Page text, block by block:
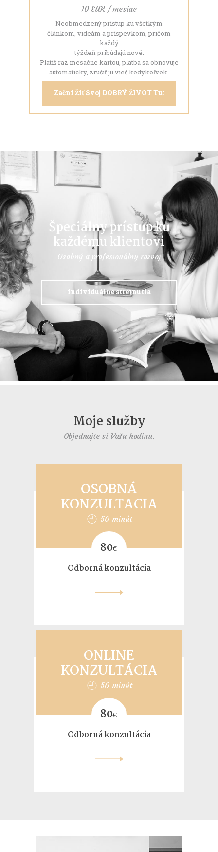
10 EUR / mesiac
Neobmedzený prístup ku všetkým
článkom, videám a príspevkom, pričom
každý
týždeň pribúdajú nové.
Platíš raz mesačne kartou, platba sa obnovuje
automaticky, zrušiť ju vieš kedykoľvek.
Začni Žiť Svoj DOBRÝ ŽIVOT Tu:
Špeciálny prístup ku
každému klientovi
Osobný a profesionálny rozvoj
individuálne stretnutia
Moje služby
Objednajte si Vašu hodinu.
OSOBNÁ
KONZULTACIA
50 minút
80€
Odborná konzultácia
ONLINE
KONZULTÁCIA
50 minút
80€
Odborná konzultácia